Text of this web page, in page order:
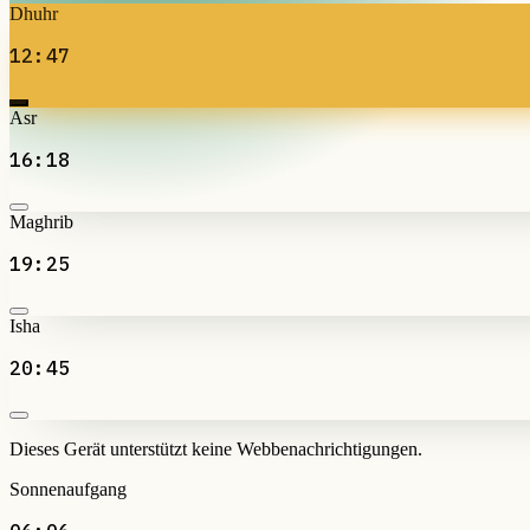
Dhuhr
12:47
Asr
16:18
Maghrib
19:25
Isha
20:45
Dieses Gerät unterstützt keine Webbenachrichtigungen.
Sonnenaufgang